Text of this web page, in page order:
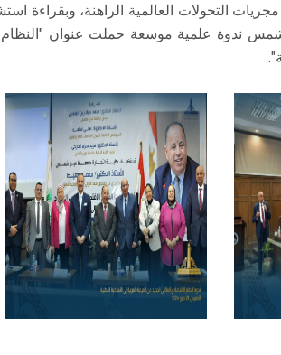
التحولات العالمية الراهنة، وبقراءة
ندوة علمية موسعة حملت عنوان "النظام